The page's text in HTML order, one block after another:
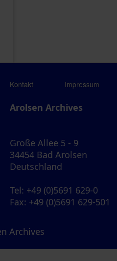
Kontakt Impressum
Arolsen Archives
Große Allee 5 - 9
34454 Bad Arolsen
Deutschland
Tel: +49 (0)5691 629-0
Fax: +49 (0)5691 629-501
Archives